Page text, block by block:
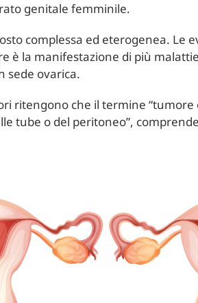
genitale femminile.
complessa ed eterogenea. Le
è la manifestazione di più
sede ovarica.
ritengono che il termine
tube o del peritoneo”,